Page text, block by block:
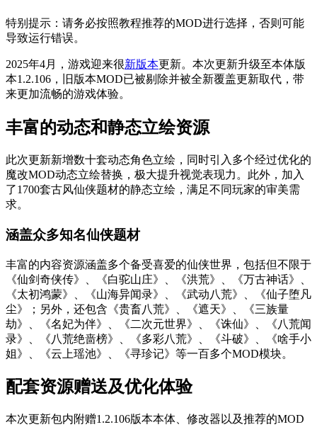
特别提示：请务必按照教程推荐的MOD进行选择，否则可能
导致运行错误。
2025年4月，游戏迎来很新版本更新。本次更新升级至本体版
本1.2.106，旧版本MOD已被剔除并被全新覆盖更新取代，带
来更加流畅的游戏体验。
丰富的动态和静态立绘资源
此次更新新增数十套动态角色立绘，同时引入多个经过优化的
魔改MOD动态立绘替换，极大提升视觉表现力。此外，加入
了1700套古风仙侠题材的静态立绘，满足不同玩家的审美需
求。
涵盖众多知名仙侠题材
丰富的内容资源涵盖多个备受喜爱的仙侠世界，包括但不限于
《仙剑奇侠传》、《白驼山庄》、《洪荒》、《万古神话》、
《太初鸿蒙》、《山海异闻录》、《武动八荒》、《仙子堕凡
尘》；另外，还包含《贵畜八荒》、《遮天》、《三族量
劫》、《名妃为伴》、《二次元世界》、《诛仙》、《八荒闻
录》、《八荒绝啬榜》、《多彩八荒》、《斗破》、《啥手小
姐》、《云上瑶池》、《寻珍记》等一百多个MOD模块。
配套资源赠送及优化体验
本次更新包内附赠1.2.106版本本体、修改器以及推荐的MOD